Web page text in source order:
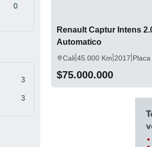
0
3
3
Renault Captur Intens
Automatico
Cali|45.000 Km|2017|Placa
$75.000.000